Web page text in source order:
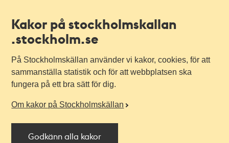
Kakor på stockholmskallan
.stockholm.se
På Stockholmskällan använder vi kakor, cookies, för att
sammanställa statistik och för att webbplatsen ska
fungera på ett bra sätt för dig.
Om kakor på Stockholmskällan
Godkänn alla kakor